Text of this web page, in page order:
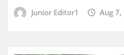
Junior Editor1 Aug 7,